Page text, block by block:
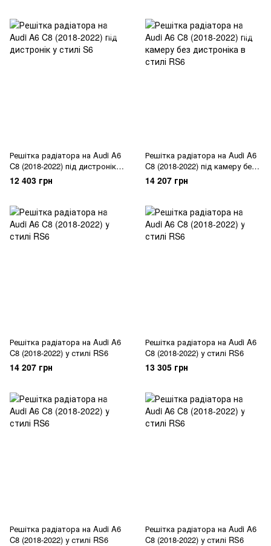
Решітка радіатора на Audi A6
C8 (2018-2022) під дистронік у
стилі S6
12 403 грн
Решітка радіатора на Audi A6
C8 (2018-2022) під камеру без
дистроніка в стилі RS6
14 207 грн
Решітка радіатора на Audi A6
C8 (2018-2022) у стилі RS6
14 207 грн
Решітка радіатора на Audi A6
C8 (2018-2022) у стилі RS6
13 305 грн
Решітка радіатора на Audi A6
C8 (2018-2022) у стилі RS6
Решітка радіатора на Audi A6
C8 (2018-2022) у стилі RS6